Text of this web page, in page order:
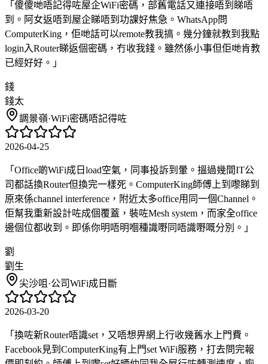
「 傻傻哋唔記得咗屋企WiFi密碼，部舊電話又連接唔到睇唔
到。阿女返唔到屋企睇唔到功課好焦急。WhatsApp問
ComputerKing，佢哋話可以remote教我搞。幾分鐘就教到我點
login入Router睇返個密碼，冇收我錢。雖然係小事但佢哋肯教
已經好好。 」
錢
錢太
調景嶺·WiFi密碼唔記得咗
2026-04-25
「 Office啲WiFi成日load空氣，同事投訴到暈。搵過幾間IT公
司都話換Router但換完一樣死。ComputerKing師傅上到嚟睇到
原來係channel interference，附近太多office用同一個Channel。
佢幫我重新設計咗成個覆蓋，裝咗Mesh system，而家全office
邊個位都收到。即係你明唔明嗰種識嘢同唔識嘢嘅分別。 」
劉
劉生
尖沙咀 ·公司WiFi成日斷
2026-03-20
「 換咗新Router唔識set，又唔想畀網上行收幾舊水上門費。
Facebook見到ComputerKing有上門set WiFi服務，打去問完報